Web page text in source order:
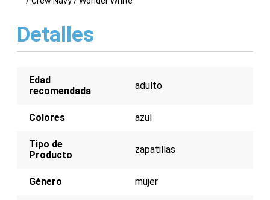
Detalles
Edad
recomendada
adulto
Colores azul
Tipo de
Producto
zapatillas
Género mujer